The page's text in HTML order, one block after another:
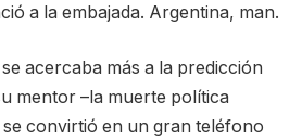
a la embajada. Argentina, man.
acercaba más a la predicción
mentor –la muerte política
convirtió en un gran teléfono